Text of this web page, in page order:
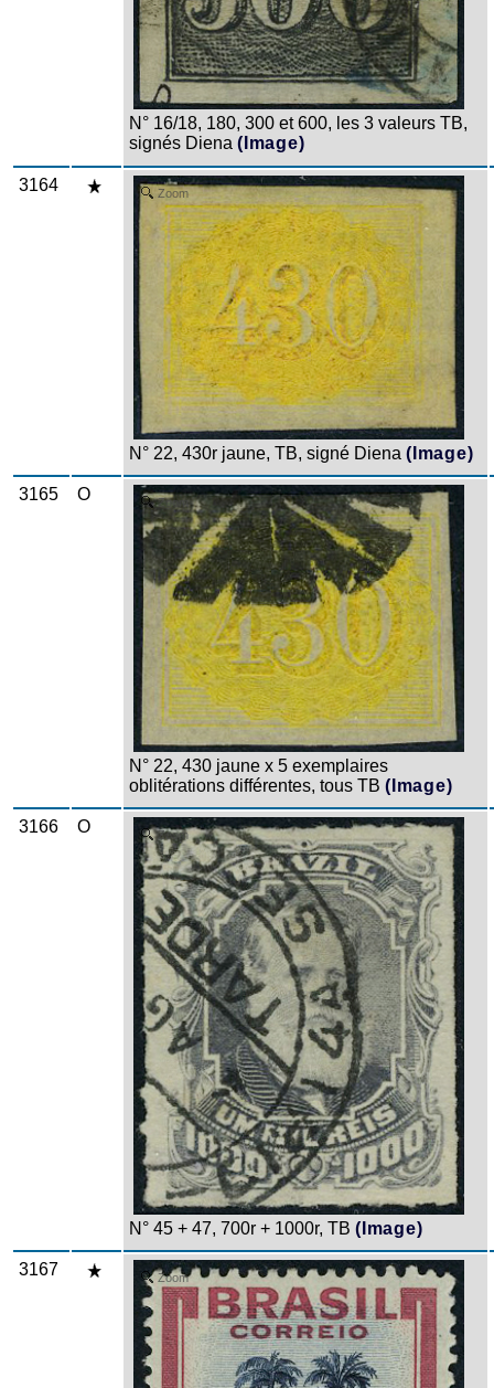
N° 16/18, 180, 300 et 600, les 3 valeurs TB,
signés Diena (Image)
3164 Zoom
N° 22, 430r jaune, TB, signé Diena (Image)
3165 O Zoom
N° 22, 430 jaune x 5 exemplaires
oblitérations différentes, tous TB (Image)
3166 O Zoom
N° 45 + 47, 700r + 1000r, TB (Image)
3167 Zoom